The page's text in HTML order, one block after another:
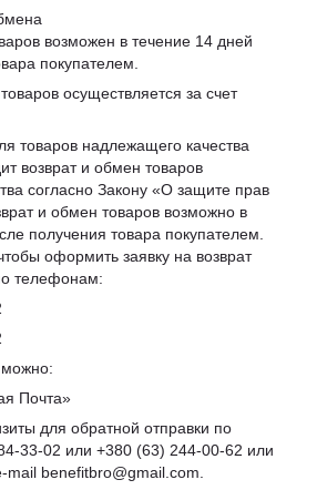
возможен в течение 14 дней
покупателем.
осуществляется за счет
товаров надлежащего качества
возврат и обмен товаров
согласно Закону «О защите прав
и обмен товаров возможно в
получения товара покупателем.
оформить заявку на возврат
телефонам:
можно:
Почта»
для обратной отправки по
33-02 или +380 (63) 244-00-62 или
mail benefitbro@gmail.com.